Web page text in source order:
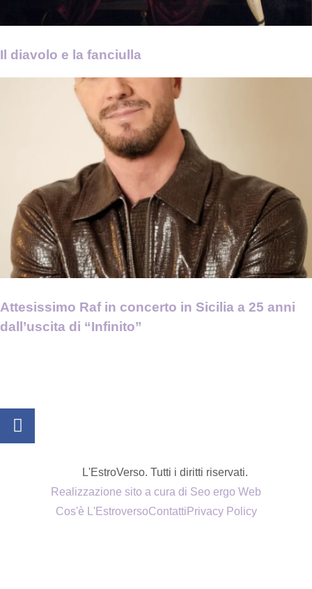
Il diavolo e la fanciulla
Attesissimo Raf in concerto in Sicilia a 25 anni
dall’uscita di “Infinito”
L'EstroVerso. Tutti i diritti riservati.
Realizzazione sito a cura di Seo ergo Web
Cos'è L'EstroversoContatti Privacy Policy